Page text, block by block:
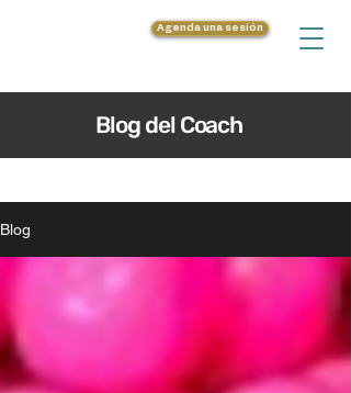
Agenda una sesión
Blog del Coach
Blog